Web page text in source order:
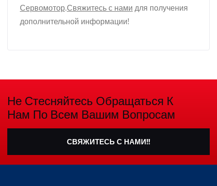
Сервомотор.Свяжитесь с нами для получения
дополнительной информации!
Не Стесняйтесь Обращаться К
Нам По Всем Вашим Вопросам
СВЯЖИТЕСЬ С НАМИ!!